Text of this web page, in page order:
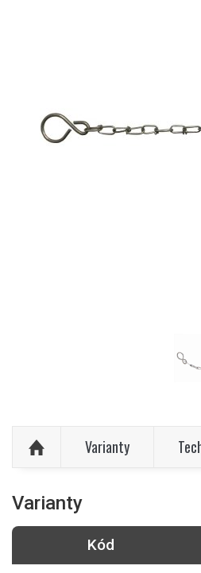
Varianty
Varianty
Kód